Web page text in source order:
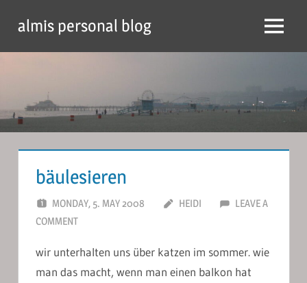
content
almis personal blog Menu
bäulesieren
MONDAY, 5. MAY 2008 HEIDI
LEAVE A
COMMENT
wir unterhalten uns über katzen im sommer. wie
man das macht, wenn man einen balkon hat